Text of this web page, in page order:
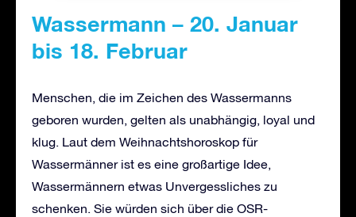
Wassermann – 20. Januar
bis 18. Februar
Menschen, die im Zeichen des Wassermanns
geboren wurden, gelten als unabhängig, loyal und
klug. Laut dem Weihnachtshoroskop für
Wassermänner ist es eine großartige Idee,
Wassermännern etwas Unvergessliches zu
schenken. Sie würden sich über die OSR-